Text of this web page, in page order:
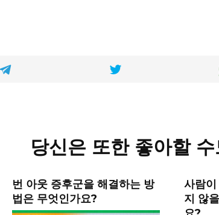
당신은 또한 좋아할
번 아웃 증후군을 해결하는 방
법은 무엇인가요?
사람
지 않